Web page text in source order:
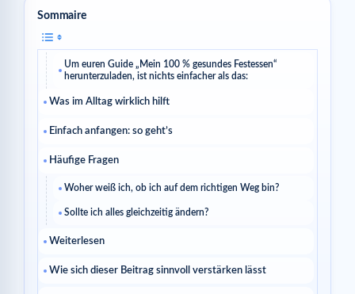
Sommaire
Um euren Guide „Mein 100 % gesundes Festessen“
herunterzuladen, ist nichts einfacher als das:
Was im Alltag wirklich hilft
Einfach anfangen: so geht’s
Häufige Fragen
Woher weiß ich, ob ich auf dem richtigen Weg bin?
Sollte ich alles gleichzeitig ändern?
Weiterlesen
Wie sich dieser Beitrag sinnvoll verstärken lässt